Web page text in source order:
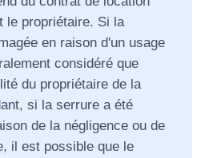
le propriétaire. Si la
en raison d'un usage
considéré que
du propriétaire de la
si la serrure a été
de la négligence ou de
il est possible que le